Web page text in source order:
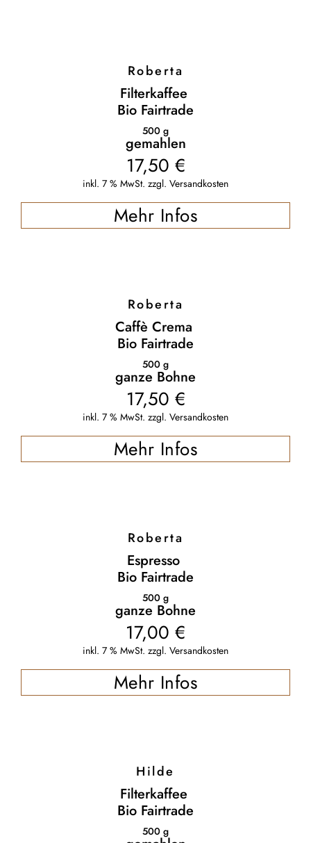
Roberta
Filterkaffee
Bio Fairtrade
500 g
gemahlen
17,50 €
inkl. 7 % MwSt. zzgl. Versandkosten
Mehr Infos
Roberta
Caffè Crema
Bio Fairtrade
500 g
ganze Bohne
17,50 €
inkl. 7 % MwSt. zzgl. Versandkosten
Mehr Infos
Roberta
Espresso
Bio Fairtrade
500 g
ganze Bohne
17,00 €
inkl. 7 % MwSt. zzgl. Versandkosten
Mehr Infos
Hilde
Filterkaffee
Bio Fairtrade
500 g